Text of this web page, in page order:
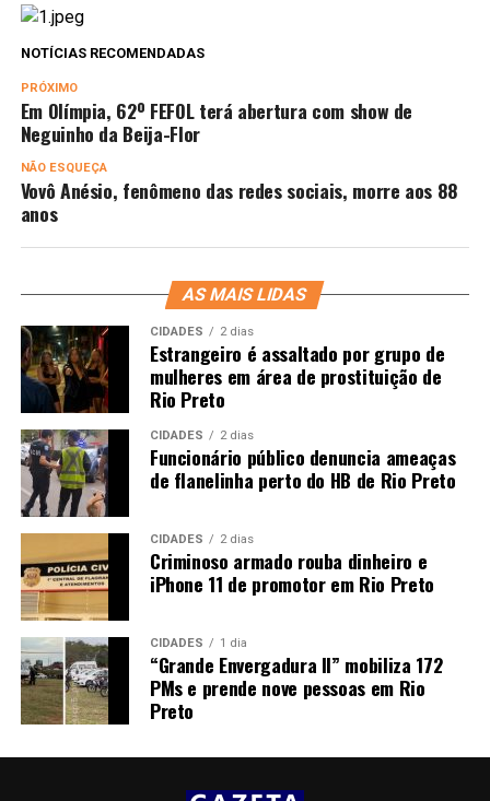
NOTÍCIAS RECOMENDADAS
PRÓXIMO
Em Olímpia, 62º FEFOL terá abertura com show de
Neguinho da Beija-Flor
NÃO ESQUEÇA
Vovô Anésio, fenômeno das redes sociais, morre aos 88
anos
AS MAIS LIDAS
CIDADES 2 dias
Estrangeiro é assaltado por grupo de
mulheres em área de prostituição de
Rio Preto
CIDADES 2 dias
Funcionário público denuncia ameaças
de flanelinha perto do HB de Rio Preto
CIDADES 2 dias
Criminoso armado rouba dinheiro e
iPhone 11 de promotor em Rio Preto
CIDADES 1 dia
“Grande Envergadura II” mobiliza 172
PMs e prende nove pessoas em Rio
Preto